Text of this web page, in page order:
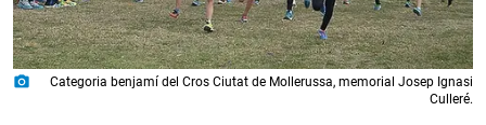
photo_camera
Categoria benjamí del Cros Ciutat de Mollerussa, memorial Josep Ignasi
Culleré.